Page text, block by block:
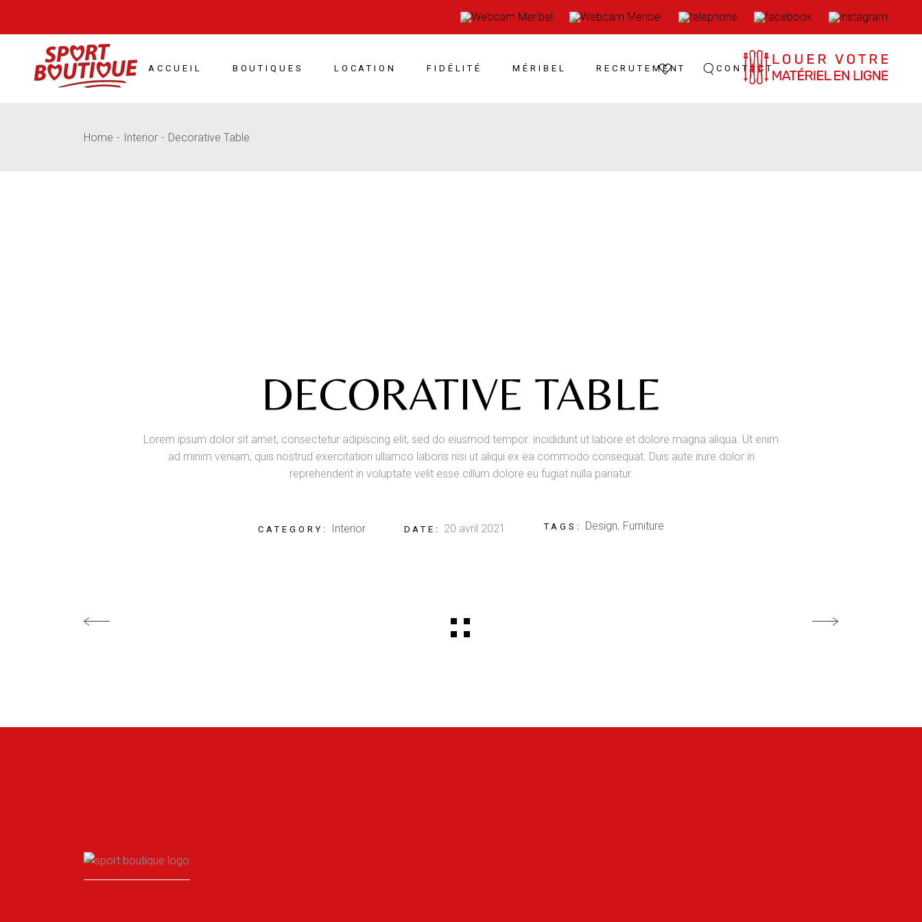
content
ACCUEIL BOUTIQUES LOCATION FIDÉLITÉ MÉRIBEL RECRUTEMENT CONTACT
Home Interior Decorative Table
DECORATIVE TABLE
Lorem ipsum dolor sit amet, consectetur adipiscing elit, sed do eiusmod tempor. incididunt ut labore et dolore magna aliqua. Ut enim
ad minim veniam, quis nostrud exercitation ullamco laboris nisi ut aliqui ex ea commodo consequat. Duis aute irure dolor in
reprehenderit in voluptate velit esse cillum dolore eu fugiat nulla pariatur.
CATEGORY: Interior DATE: 20 avril 2021 TAGS: Design Furniture